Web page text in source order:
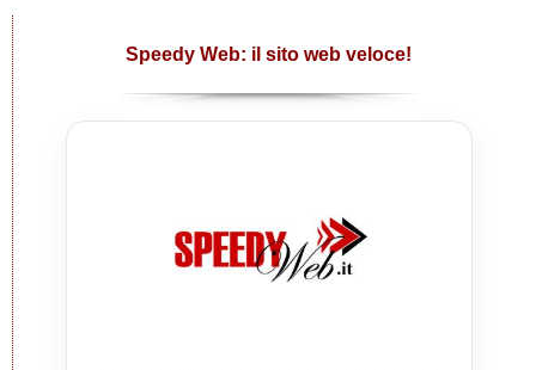
Speedy Web: il sito web veloce!